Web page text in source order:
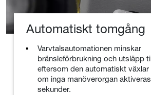
Automatiskt tomgång
Varvtalsautomationen minskar
bränsleförbrukning och utsläpp
eftersom den automatiskt
om inga manöverorgan
sekunder.